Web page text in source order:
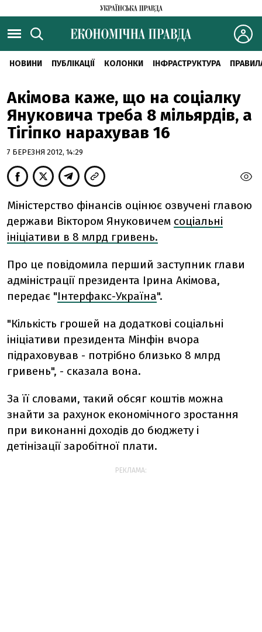
НОВИНИ ПУБЛІКАЦІЇ КОЛОНКИ ІНФРАСТРУКТУРА
Акімова каже, що на соціалку
Януковича треба 8 мільярдів, а
Тігіпко нарахував 16
7 БЕРЕЗНЯ 2012, 14:29
Міністерство фінансів оцінює озвучені главою
держави Віктором Януковичем соціальні
ініціативи в 8 млрд гривень.
Про це повідомила перший заступник глави
адміністрації президента Ірина Акімова,
передає "Інтерфакс-Україна".
"Кількість грошей на додаткові соціальні
ініціативи президента Мінфін вчора
підраховував - потрібно близько 8 млрд
гривень", - сказала вона.
За її словами, такий обсяг коштів можна
знайти за рахунок економічного зростання
при виконанні доходів до бюджету і
детінізації заробітної плати.
РЕКЛАМА: